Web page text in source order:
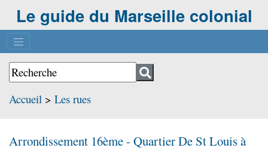
Le guide du Marseille colonial
Accueil > Les rues
Arrondissement 16ème - QuartierDe St Louis à